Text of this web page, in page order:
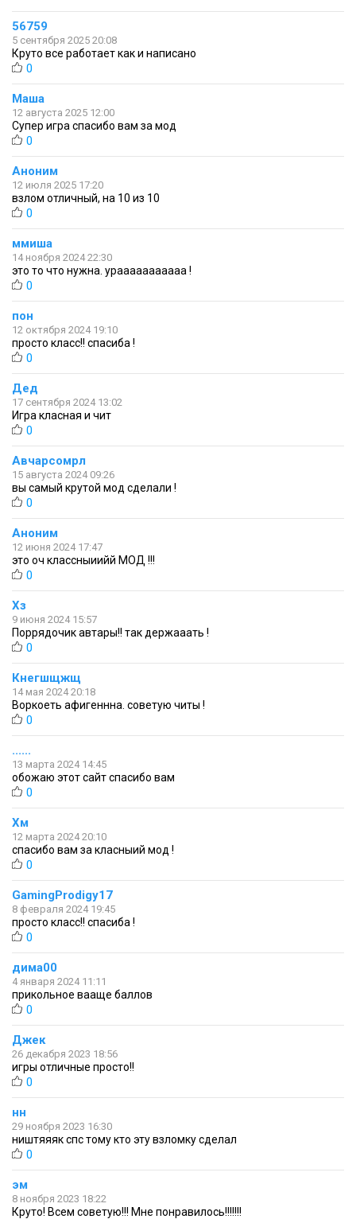
56759
5 сентября 2025 20:08
Круто все работает как и написано
0
Маша
12 августа 2025 12:00
Супер игра спасибо вам за мод
0
Аноним
12 июля 2025 17:20
взлом отличный, на 10 из 10
0
ммиша
14 ноября 2024 22:30
это то что нужна. урааааааааааа !
0
пон
12 октября 2024 19:10
просто класс!! спасиба !
0
Дед
17 сентября 2024 13:02
Игра класная и чит
0
Авчарсомрл
15 августа 2024 09:26
вы самый крутой мод сделали !
0
Аноним
12 июня 2024 17:47
это оч классныиийй МОД !!!
0
Хз
9 июня 2024 15:57
Поррядочик автары!! так держааать !
0
Кнегшщжщ
14 мая 2024 20:18
Воркоеть афигеннна. советую читы !
0
......
13 марта 2024 14:45
обожаю этот сайт спасибо вам
0
Хм
12 марта 2024 20:10
спасибо вам за класныий мод !
0
GamingProdigy17
8 февраля 2024 19:45
просто класс!! спасиба !
0
дима00
4 января 2024 11:11
прикольное вааще баллов
0
Джек
26 декабря 2023 18:56
игры отличные просто!!
0
нн
29 ноября 2023 16:30
ништяяяк спс тому кто эту взломку сделал
0
эм
8 ноября 2023 18:22
Круто! Всем советую!!! Мне понравилось!!!!!!!